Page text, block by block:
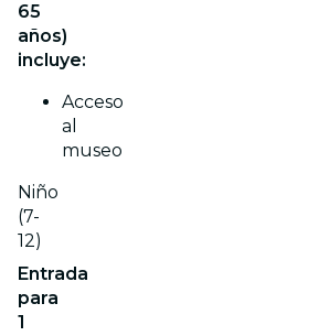
65
años)
incluye:
Acceso
al
museo
Niño
(7-
12)
Entrada
para
1